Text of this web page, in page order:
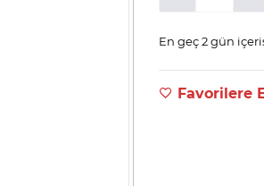
En geç 2 gün
Favorilere